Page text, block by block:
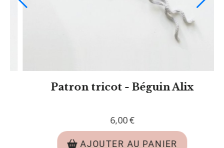
Patron tricot - Chaussons Alfred
6,00€
AJOUTER AU PANIER